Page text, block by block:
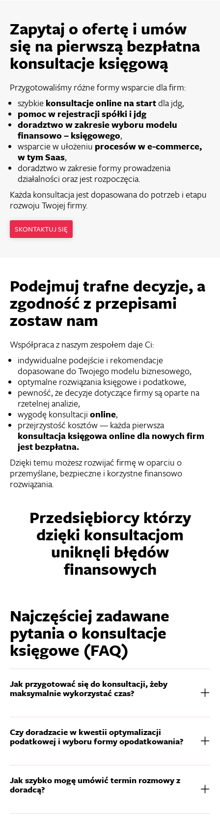
Zapytaj o ofertę i umów
się na pierwszą bezpłatna
konsultacje księgową
Przygotowaliśmy różne formy wsparcie dla firm:
szybkie konsultacje online na startdla jdg,
pomoc w rejestracji spółki i jdg
doradztwo w zakresie wyboru modelu
finansowo – księgowego,
wsparcie w ułożeniu procesów w e-commerce,
w tym Saas,
doradztwo w zakresie formy prowadzenia
działalności oraz jest rozpoczęcia.
Każda konsultacja jest dopasowana do potrzeb i etapu
rozwoju Twojej firmy.
SKONTAKTUJ SIĘ
Podejmuj trafne decyzje, a
zgodność z przepisami
zostaw nam
Współpraca z naszym zespołem daje Ci:
indywidualne podejście i rekomendacje
dopasowane do Twojego modelu biznesowego,
optymalne rozwiązania księgowe i podatkowe,
pewność, że decyzje dotyczące firmy są oparte na
rzetelnej analizie,
wygodę konsultacjionline,
przejrzystość kosztów — każda pierwsza
konsultacja księgowa online dla nowych firm
jest bezpłatna.
Dzięki temu możesz rozwijać firmę w oparciu o
przemyślane, bezpieczne i korzystne finansowo
rozwiązania.
Przedsiębiorcy którzy
dzięki konsultacjom
uniknęli błędów
finansowych
Najczęściej zadawane
pytania o konsultacje
księgowe (FAQ)
Jak przygotować się do konsultacji, żeby
maksymalnie wykorzystać czas?
Czy doradzacie w kwestii optymalizacji
podatkowej i wyboru formy opodatkowania?
Jak szybko mogę umówić termin rozmowy z
doradcą?